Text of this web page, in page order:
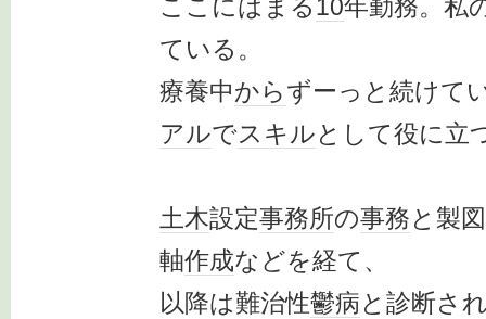
ここにはまる10年勤務。私
ている。
療養中からずーっと続けて
アルでスキルとして役に立
土木設定事務所の事務と製
軸作成などを経て、
以降は難治性鬱病と診断さ